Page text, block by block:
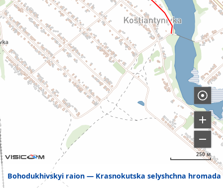
Bohodukhivskyi raion Krasnokutska selyshchna hromada
250 м